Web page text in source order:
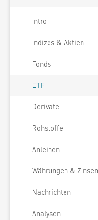
Intro
Indizes & Aktien
Fonds
ETF
Derivate
Rohstoffe
Anleihen
Währungen & Zinsen
Nachrichten
Analysen